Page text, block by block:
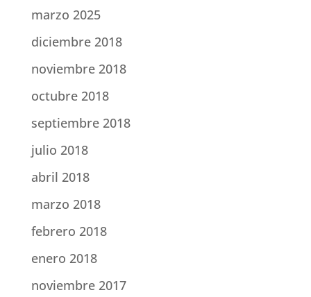
marzo 2025
diciembre 2018
noviembre 2018
octubre 2018
septiembre 2018
julio 2018
abril 2018
marzo 2018
febrero 2018
enero 2018
noviembre 2017